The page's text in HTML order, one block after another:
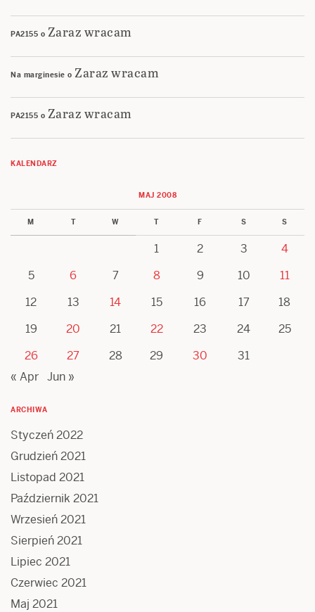
PA2155 o Zaraz wracam
Na marginesie o Zaraz wracam
PA2155 o Zaraz wracam
KALENDARZ
MAJ 2008
M T W T F S S
1 2 3
4
5
6 7 8 9 10
11
12
13 14 15 16 17
18
19
20 21 22 23 24
25
26
27 28 29 30
31
« Apr Jun »
ARCHIWA
Styczeń 2022
Grudzień 2021
Listopad 2021
Październik 2021
Wrzesień 2021
Sierpień 2021
Lipiec 2021
Czerwiec 2021
Maj 2021